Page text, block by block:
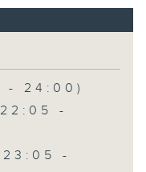
- 24:00)
22:05 -
23:05 -